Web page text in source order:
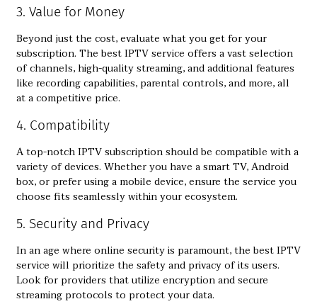
3. Value for Money
Beyond just the cost, evaluate what you get for your
subscription. The best IPTV service offers a vast selection
of channels, high-quality streaming, and additional features
like recording capabilities, parental controls, and more, all
at a competitive price.
4. Compatibility
A top-notch IPTV subscription should be compatible with a
variety of devices. Whether you have a smart TV, Android
box, or prefer using a mobile device, ensure the service you
choose fits seamlessly within your ecosystem.
5. Security and Privacy
In an age where online security is paramount, the best IPTV
service will prioritize the safety and privacy of its users.
Look for providers that utilize encryption and secure
streaming protocols to protect your data.